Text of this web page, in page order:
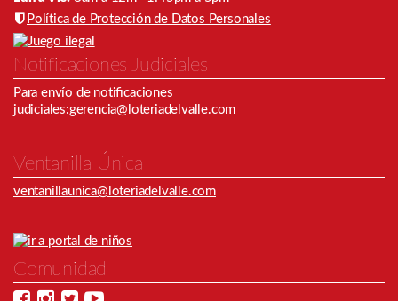
Política de Protección de Datos Personales
Notificaciones Judiciales
Para envío de notiﬁcaciones
judiciales:gerencia@loteriadelvalle.com
Ventanilla Única
ventanillaunica@loteriadelvalle.com
Comunidad